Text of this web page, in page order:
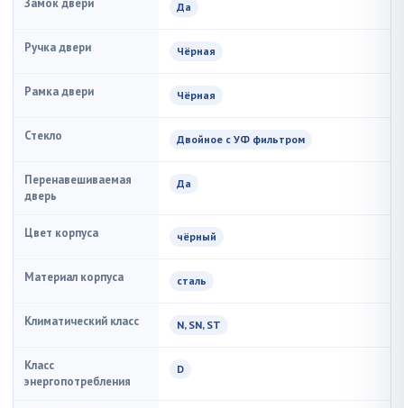
Замок двери Да
Ручка двери Чёрная
Рамка двери Чёрная
Стекло Двойное с УФ фильтром
Перенавешиваемая
дверь
Да
Цвет корпуса чёрный
Материал корпуса сталь
Климатический класс N, SN, ST
Класс
энергопотребления
D